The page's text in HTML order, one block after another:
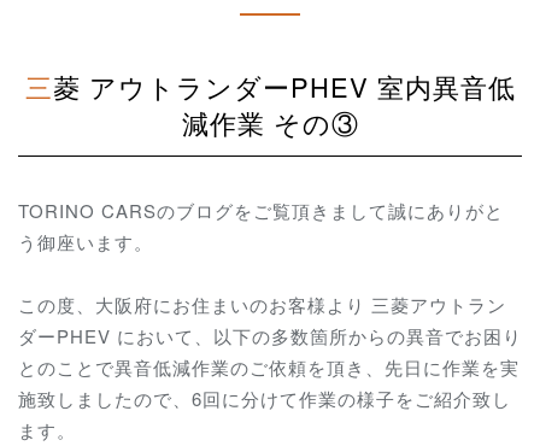
三菱 アウトランダーPHEV 室内異音低
減作業 その③
TORINO CARSのブログをご覧頂きまして誠にありがと
う御座います。
この度、大阪府にお住まいのお客様より 三菱アウトラン
ダーPHEV において、 以下の多数箇所からの異音でお困り
とのことで異音低減作業のご依頼を頂き、先日に作業を実
施致しましたので、6回に分けて作業の様子をご紹介致し
ます。